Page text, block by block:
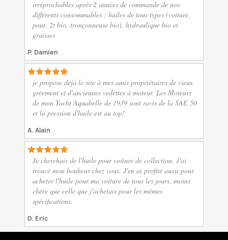
irréprochables après 2 années de commande de nos
différents consommables : huiles de tous types (voiture,
pont, 2t bio, tronçonneuse bio), hydraulique bio et
graisses
P. Damien
je propose déjà le site à mes amis propriétaires de vieux
gréement et d'anciennes vedettes à moteur. Les Moteurs
de mon Yacht Aquabelle de 1939 sont ravis de la SAE 50
et la pression d'huile est au top!
A. Alain
Je cherchais de l'huile pour voiture de collection. J'ai
trouvé mon bonheur chez vous. J'en ai profité aussi pour
acheter l'huile pour ma voiture de tous les jours, moins
chère que celle que j'achetais pour les mêmes
spécifications.
D. Eric